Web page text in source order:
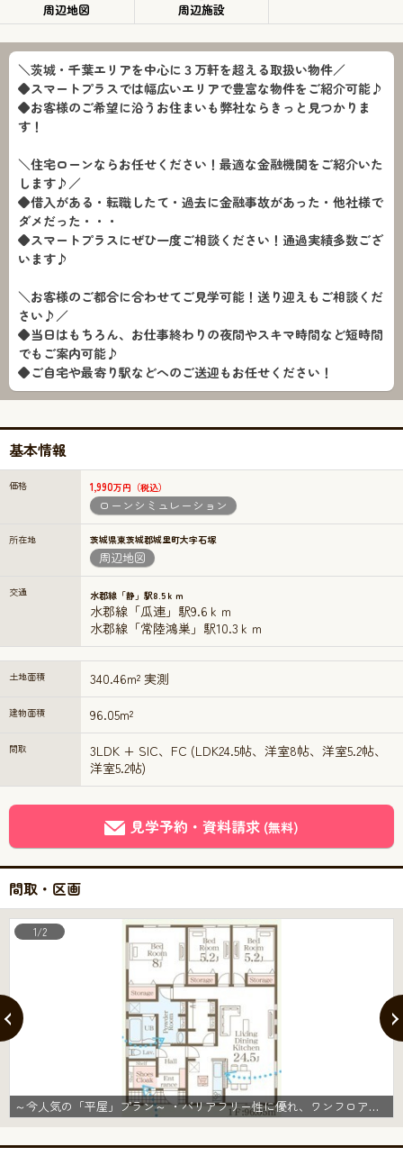
周辺地図 周辺施設
＼茨城・千葉エリアを中心に３万軒を超える取扱い物件／
◆スマートプラスでは幅広いエリアで豊富な物件をご紹介可能♪
◆お客様のご希望に沿うお住まいも弊社ならきっと見つかりま
す！
＼住宅ローンならお任せください！最適な金融機関をご紹介いた
します♪／
◆借入がある・転職したて・過去に金融事故があった・他社様で
ダメだった・・・
◆スマートプラスにぜひ一度ご相談ください！通過実績多数ござ
います♪
＼お客様のご都合に合わせてご見学可能！送り迎えもご相談くだ
さい♪／
◆当日はもちろん、お仕事終わりの夜間やスキマ時間など短時間
でもご案内可能♪
◆ご自宅や最寄り駅などへのご送迎もお任せください！
基本情報
価格 1,990万円（税込）
ローンシミュレーション
所在地 茨城県東茨城郡城里町大字石塚
周辺地図
交通 水郡線「静」駅8.5ｋｍ
水郡線「瓜連」駅9.6ｋｍ
水郡線「常陸鴻巣」駅10.3ｋｍ
土地面積 340.46m² 実測
建物面積 96.05m²
間取
3LDK + SIC、FC (LDK24.5帖、洋室8帖、洋室5.2帖、
洋室5.2帖)
見学予約・資料請求 (無料)
間取・区画
～今人気の「平屋」プラン～ ・バリアフリー性に優れ、ワンフロアで完結出来る事から人気が高まっている「平屋」プラン。 ・ぜひ一度ご見学いただき、その魅力をご体感くださいませ。
1/2